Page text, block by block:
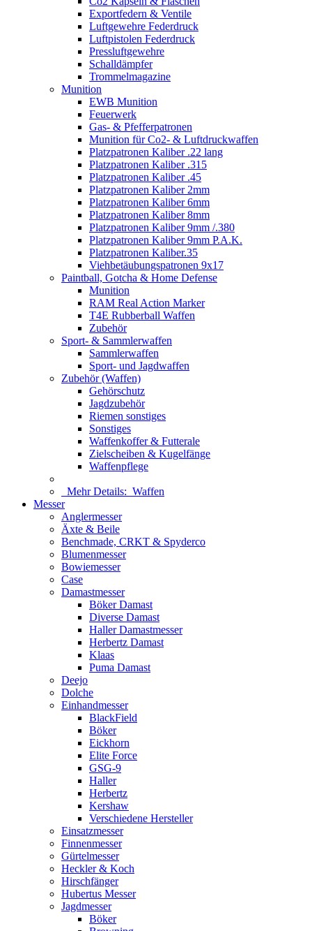
Exportfedern & Ventile
Luftgewehre Federdruck
Luftpistolen Federdruck
Pressluftgewehre
Schalldämpfer
Trommelmagazine
Munition
EWB Munition
Feuerwerk
Gas- & Pfefferpatronen
Munition für Co2- & Luftdruckwaffen
Platzpatronen Kaliber .22 lang
Platzpatronen Kaliber .315
Platzpatronen Kaliber .45
Platzpatronen Kaliber 2mm
Platzpatronen Kaliber 6mm
Platzpatronen Kaliber 8mm
Platzpatronen Kaliber 9mm /.380
Platzpatronen Kaliber 9mm P.A.K.
Platzpatronen Kaliber.35
Viehbetäubungspatronen 9x17
Paintball, Gotcha & Home Defense
Munition
RAM Real Action Marker
T4E Rubberball Waffen
Zubehör
Sport- & Sammlerwaffen
Sammlerwaffen
Sport- und Jagdwaffen
Zubehör (Waffen)
Gehörschutz
Jagdzubehör
Riemen sonstiges
Sonstiges
Waffenkoffer & Futterale
Zielscheiben & Kugelfänge
Waffenpflege
Mehr Details: Waffen
Messer
Anglermesser
Äxte & Beile
Benchmade, CRKT & Spyderco
Blumenmesser
Bowiemesser
Case
Damastmesser
Böker Damast
Diverse Damast
Haller Damastmesser
Herbertz Damast
Klaas
Puma Damast
Deejo
Dolche
Einhandmesser
BlackField
Böker
Eickhorn
Elite Force
GSG-9
Haller
Herbertz
Kershaw
Verschiedene Hersteller
Einsatzmesser
Finnenmesser
Gürtelmesser
Heckler & Koch
Hirschfänger
Hubertus Messer
Jagdmesser
Böker